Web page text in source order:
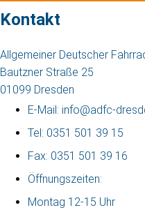
Kontakt
Allgemeiner Deutscher
Bautzner Straße 25
01099 Dresden
E-Mail: info@adfc-
Tel: 0351 501 39 15
Fax: 0351 501 39 16
Öffnungszeiten:
Montag 12-15 Uhr